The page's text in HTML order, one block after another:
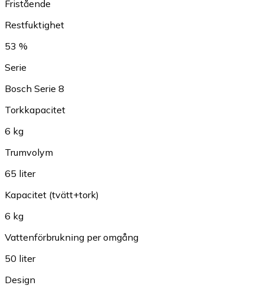
Fristående
Restfuktighet
53 %
Serie
Bosch Serie 8
Torkkapacitet
6 kg
Trumvolym
65 liter
Kapacitet (tvätt+tork)
6 kg
Vattenförbrukning per omgång
50 liter
Design